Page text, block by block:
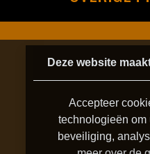
Deze website
Accepteer
technologieën om
beveiliging,